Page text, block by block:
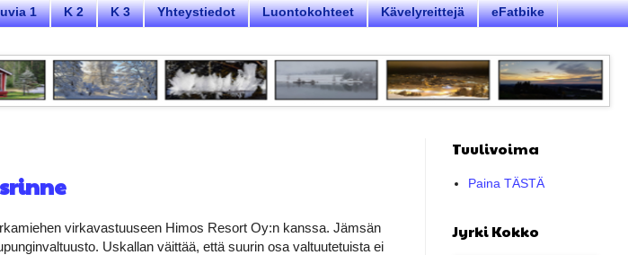
1 K 2 K 3 Yhteystiedot Luontokohteet Kävelyreittejä eFatbike
virkavastuuseen Himos Resort Oy:n kanssa. Jämsän
Uskallan väittää, että suurin osa valtuutetuista ei
Tuulivoima
Paina TÄSTÄ
Jyrki Kokko